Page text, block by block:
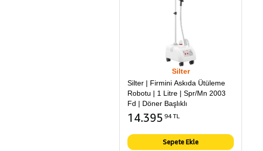
Silter
Silter | Firmini Askıda Ütüleme
Robotu | 1 Litre | Spr/Mn 2003
Fd | Döner Başlıklı
14.395 94 TL
Sepete Ekle